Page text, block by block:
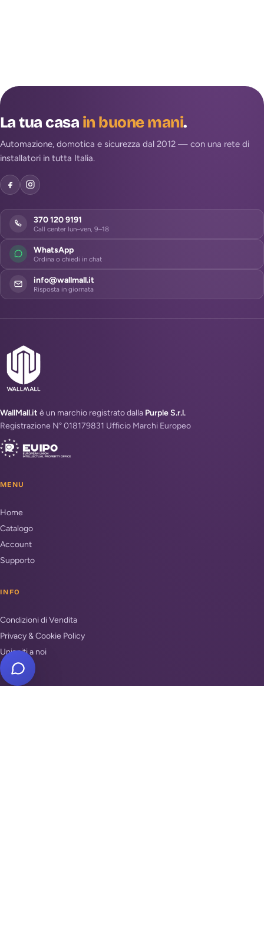
La tua casain buone mani.
Automazione, domotica e sicurezza dal 2012 — con una rete di
installatori in tutta Italia.
370 120 9191
Call center lun–ven, 9–18
WhatsApp
Ordina o chiedi in chat
info@wallmall.it
Risposta in giornata
WallMall.it è un marchio registrato dalla Purple S.r.l.
Registrazione N° 018179831 Ufficio Marchi Europeo
MENU
Home
Catalogo
Account
Supporto
INFO
Condizioni di Vendita
Privacy & Cookie Policy
Unisciti a noi
Supporto